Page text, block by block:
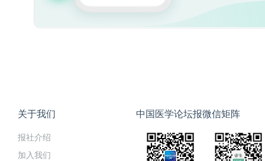
关于我们
报社介绍
加入我们
中国医学论坛报微信矩阵